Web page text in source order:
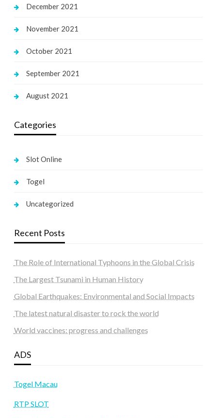
December 2021
November 2021
October 2021
September 2021
August 2021
Categories
Slot Online
Togel
Uncategorized
Recent Posts
The Role of International Typhoons in the Global Crisis
The Largest Tsunami in Human History
Global Earthquakes: Environmental and Social Impacts
The latest natural disaster to rock the world
World vaccines: progress and challenges
ADS
Togel Macau
RTP SLOT